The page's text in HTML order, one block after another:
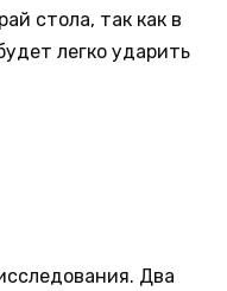
стола, так как в
легко ударить
Два